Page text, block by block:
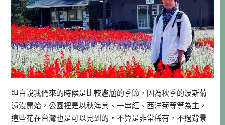
坦白說我們來的時候是比較尷尬的季節，因為秋季的波斯菊
還沒開始，公園裡是以秋海棠、一串紅、西洋菊等等為主，
這些花在台灣也是可以見到的，不算是非常稀有，不過背景